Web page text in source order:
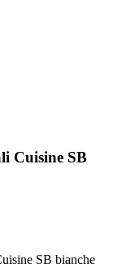
Cuisine SB